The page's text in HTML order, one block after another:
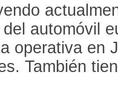
automóvil
operativa en
También